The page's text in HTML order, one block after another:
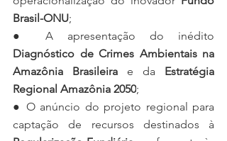
Brasil-ONU;
Diagnóstico de Crimes Ambientais na
Amazônia Brasileira e da Estratégia
Regional Amazônia 2050;
● O anúncio do projeto regional para